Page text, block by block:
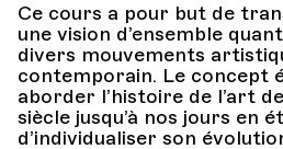
Ce cours a pour but de
une vision d’ensemble
divers mouvements
contemporain. Le concept
aborder l’histoire de l’art
siècle jusqu’à nos jours en
d’individualiser son